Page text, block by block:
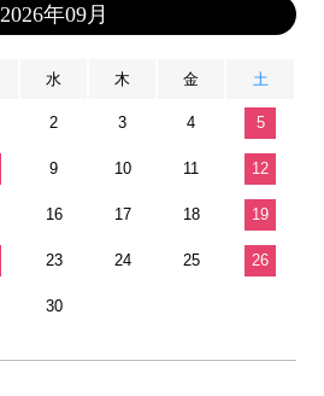
2026年09月
水 木 金 土
2 3 4 5
9 10 11 12
16 17 18 19
23 24 25 26
30